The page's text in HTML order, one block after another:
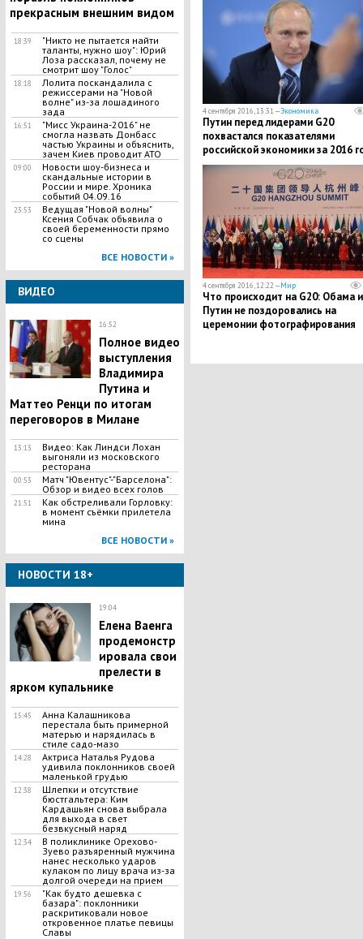
прекрасным внешним видом
18:39
"Никто не пытается найти
таланты, нужно шоу": Юрий
Лоза рассказал, почему не
смотрит шоу "Голос"
18:18
Лолита поскандалила с
режиссерами на "Новой
волне" из-за лошадиного
зада
16:51
"Мисс Украина-2016" не
смогла назвать Донбасс
частью Украины и объяснить,
зачем Киев проводит АТО
09:00
Новости шоу-бизнеса и
скандальные истории в
России и мире. Хроника
событий 04.09.16
23:53
Ведущая "Новой волны"
Ксения Собчак объявила о
своей беременности прямо
со сцены
ВСЕ НОВОСТИ »
ВИДЕО
16:52
Полное видео
выступления
Владимира
Путина и
Маттео Ренци по итогам
переговоров в Милане
13:13
Видео: Как Линдси Лохан
выгоняли из московского
ресторана
00:53
Матч "Ювентус"-"Барселона":
Обзор и видео всех голов
21:51
Как обстреливали Горловку:
в момент съёмки прилетела
мина
ВСЕ НОВОСТИ »
НОВОСТИ 18+
19:04
Елена Ваенга
продемонстр
ировала свои
прелести в
ярком купальнике
15:45
Анна Калашникова
перестала быть примерной
матерью и нарядилась в
стиле садо-мазо
14:28
Актриса Наталья Рудова
удивила поклонников своей
маленькой грудью
12:38
Шлепки и отсутствие
бюстгальтера: Ким
Кардашьян снова выбрала
для выхода в свет
безвкусный наряд
12:34
В поликлинике Орехово-
Зуево разъяренный мужчина
нанес несколько ударов
кулаком по лицу врача из-за
долгой очереди на прием
19:56
"Как будто дешевка с
базара": поклонники
раскритиковали новое
откровенное платье певицы
Славы
4 сентября 2016, 13:31 —Экономика
Путин перед лидерами G20
похвастался показателями
российской экономики за 2016
4 сентября 2016, 12:22 —Мир
Что происходит на G20: Обама и
Путин не поздоровались на
церемонии фотографирования